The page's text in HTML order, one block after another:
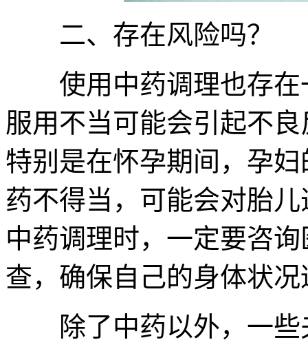
二、存在风险吗？
使用中药调理也存在
服用不当可能会引起不
特别是在怀孕期间，孕
药不得当，可能会对胎
中药调理时，一定要咨
查，确保自己的身体状
除了中药以外，一些